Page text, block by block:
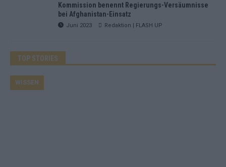
Kommission benennt Regierungs-Versäumnisse
bei Afghanistan-Einsatz
Juni 2023 Redaktion | FLASH UP
TOP STORIES
WISSEN